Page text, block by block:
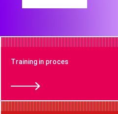
Training in proces